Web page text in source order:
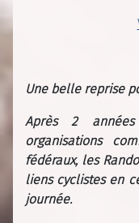
Une belle reprise
Après 2 années
organisations
fédéraux, les
liens cyclistes en
journée.